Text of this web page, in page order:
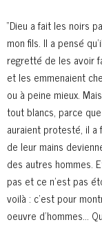
“Dieu a fait les noirs
mon fils. Il a pensé
regretté de les avoir
et les emmenaient
ou à peine mieux.
tout blancs, parce
auraient protesté, il
de leur mains
des autres hommes.
pas et ce n’est pas
voilà : c’est pour
oeuvre d’hommes…